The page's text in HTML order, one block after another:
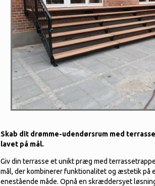
Skab dit drømme-udendørsrum med
lavet på mål.
Giv din terrasse et unikt præg med
mål, der kombinerer funktionalitet og æstetik på
enestående måde. Opnå en skræddersyet